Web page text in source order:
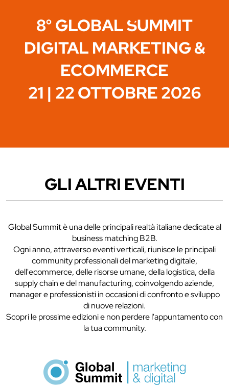
8° GLOBAL SUMMIT
DIGITAL MARKETING &
ECOMMERCE
21 | 22 OTTOBRE 2026
GLI ALTRI EVENTI
Global Summit è una delle principali realtà italiane dedicate al
business matching B2B.
Ogni anno, attraverso eventi verticali, riunisce le principali
community professionali del marketing digitale,
dell'ecommerce, delle risorse umane, della logistica, della
supply chain e del manufacturing, coinvolgendo aziende,
manager e professionisti in occasioni di confronto e sviluppo
di nuove relazioni.
Scopri le prossime edizioni e non perdere l'appuntamento con
la tua community.